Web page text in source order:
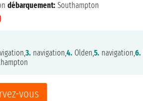
vous
débarquement: Southampton
3. navigation,4. Olden,5. navigation,6.